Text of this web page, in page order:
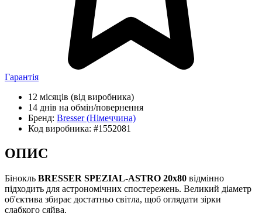
Гарантія
12 місяців (від виробника)
14 днів на обмін/повернення
Бренд: Bresser(Німеччина)
Код виробника: #1552081
ОПИС
Бінокль BRESSER SPEZIAL-ASTRO 20x80 відмінно
підходить для астрономічних спостережень. Великий діаметр
об'єктива збирає достатньо світла, щоб оглядати зірки
слабкого сяйва.